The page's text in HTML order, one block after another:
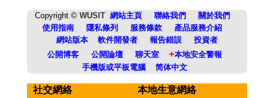
Copyright © WUSIT 網站主頁 聯絡我們
關於我們
使用指南
隱私條列 服務條款
產品服務介紹
網站版本
軟件開發者 報告錯誤
投資者
公開博客
公開論壇 聊天室 +本地安全警報
手機版或平板電腦
简体中文
社交網絡 本地生意網絡